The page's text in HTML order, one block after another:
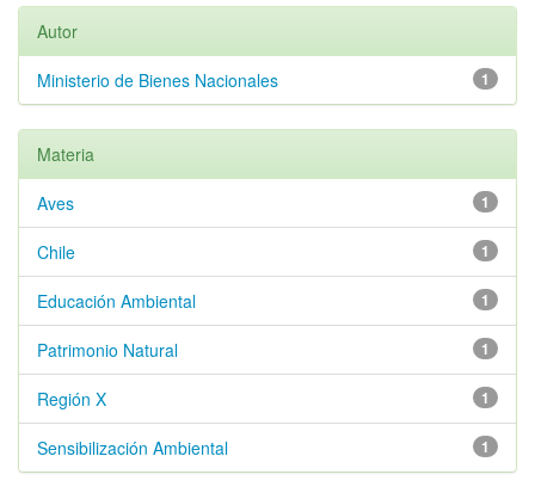
Autor
1
Ministerio de Bienes Nacionales
Materia
1
Aves
1
Chile
1
Educación Ambiental
1
Patrimonio Natural
1
Región X
1
Sensibilización Ambiental